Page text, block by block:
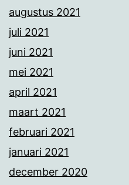
augustus 2021
juli 2021
juni 2021
mei 2021
april 2021
maart 2021
februari 2021
januari 2021
december 2020